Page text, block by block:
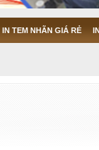
IN TEM NHÃN GIÁ RẺ